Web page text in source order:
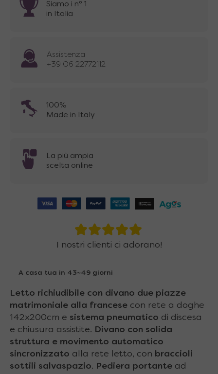
Siamo i n° 1
in Italia
Assistenza
+39 06 22772112
100%
Made in Italy
La più ampia
scelta online
I nostri clienti ci adorano!
A casa tua in 43~49 giorni
Letto richiudibile con divano due piazze
matrimoniale alla francese con rete a doghe
142x200cm e sistema pneumatico di discesa
e chiusura assistite. Divano con solida
struttura e movimento automatico
sincronizzato alla rete letto, con braccioli
sottili salvaspazio. Pediera portante ad